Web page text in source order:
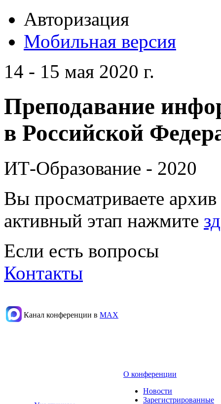
Авторизация
Мобильная версия
14 - 15 мая 2020 г.
Преподавание
в Российской
ИТ-Образование - 2020
Вы просматриваете
активный этап нажмите
Если есть вопросы
Контакты
Канал конференции в МАХ
О конференции
Новости
Зарегистрированные